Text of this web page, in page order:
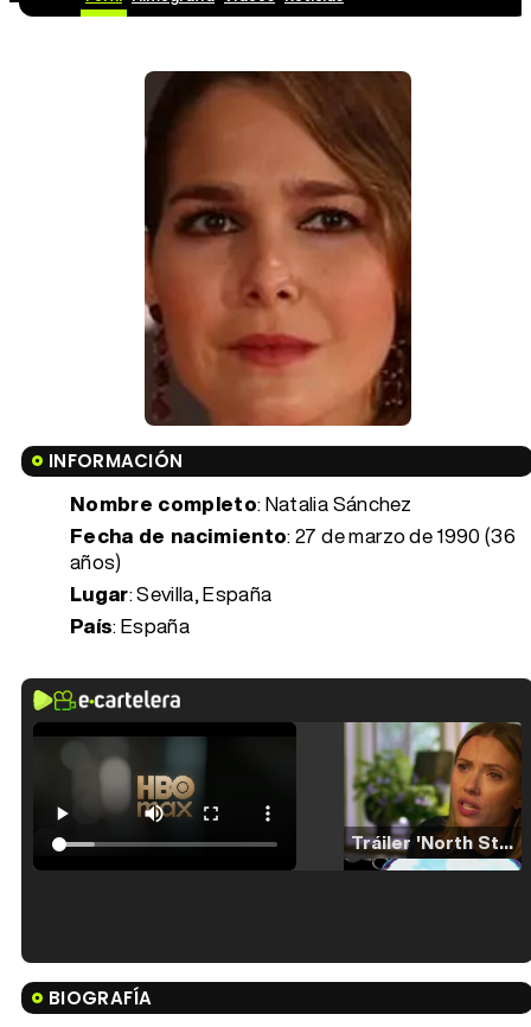
INFORMACIÓN
Nombre completo: Natalia Sánchez
Fecha de nacimiento:27 de marzo de 1990 (36
años)
Lugar: Sevilla, España
País: España
Tráiler 'North Star' (2023)
Tráiler en español de 'La isla olvidada'
BIOGRAFÍA